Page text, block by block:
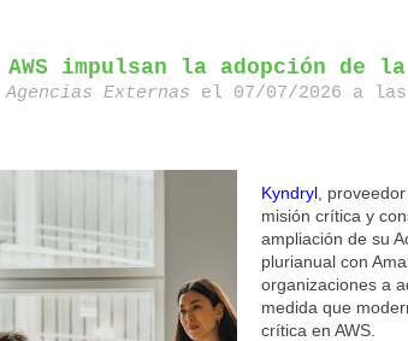
impulsan la adopción de
Agencias Externas el 07/07/2026 a
Kyndryl ,
misión crítica y
ampliación de su
plurianual con
organizaciones a
medida que
crítica en AWS.